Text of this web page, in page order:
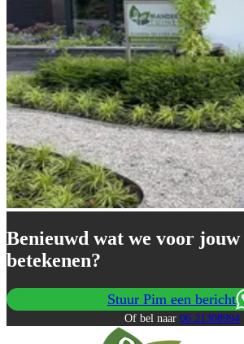
Benieuwd wat we voor
betekenen?
Stuur Pim een bericht
Of bel naar 06 21308994